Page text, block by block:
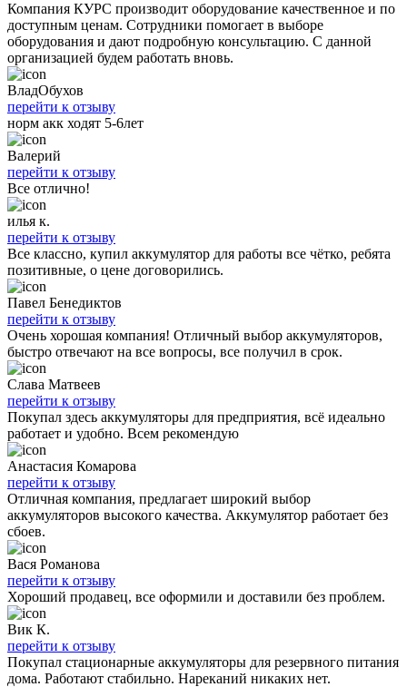
Компания КУРС производит оборудование качественное и по
доступным ценам. Сотрудники помогает в выборе
оборудования и дают подробную консультацию. С данной
организацией будем работать вновь.
ВладОбухов
перейти к отзыву
норм акк ходят 5-6лет
Валерий
перейти к отзыву
Все отлично!
илья к.
перейти к отзыву
Все классно, купил аккумулятор для работы все чётко, ребята
позитивные, о цене договорились.
Павел Бенедиктов
перейти к отзыву
Очень хорошая компания! Отличный выбор аккумуляторов,
быстро отвечают на все вопросы, все получил в срок.
Слава Матвеев
перейти к отзыву
Покупал здесь аккумуляторы для предприятия, всё идеально
работает и удобно. Всем рекомендую
Анастасия Комарова
перейти к отзыву
Отличная компания, предлагает широкий выбор
аккумуляторов высокого качества. Аккумулятор работает без
сбоев.
Вася Романова
перейти к отзыву
Хороший продавец, все оформили и доставили без проблем.
Вик К.
перейти к отзыву
Покупал стационарные аккумуляторы для резервного питания
дома. Работают стабильно. Нареканий никаких нет.